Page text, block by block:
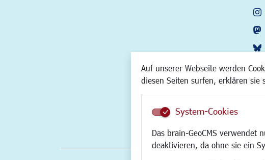
Auf unserer Webseite werden
diesen Seiten surfen, erklären sie
System-Cookies
Das brain-GeoCMS
deaktivieren, da ohne sie ein